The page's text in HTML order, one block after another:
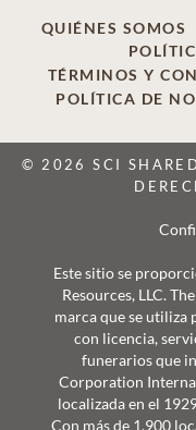
QUIÉNES SOMOS
TÉRMINOS Y
POLÍTICA DE
© 2026 SCI
Este sitio se
Resources, LLC.
marca que se utiliza
con licencia,
funerarios que
Corporation
localizada en el
Con más de 1.900